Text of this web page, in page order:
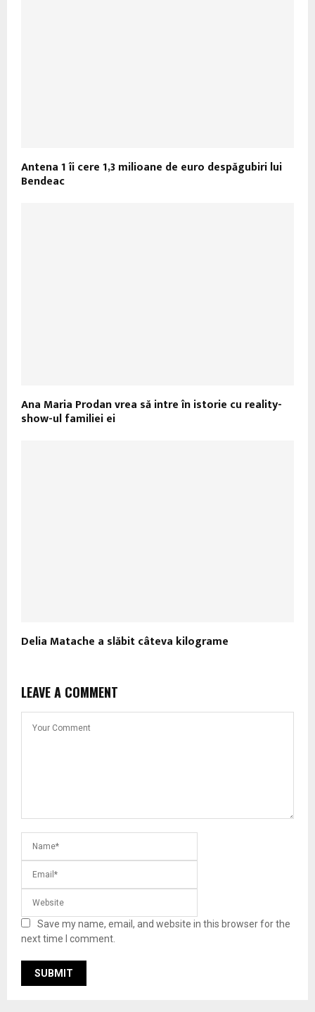
Antena 1 îi cere 1,3 milioane de euro despăgubiri lui
Bendeac
Ana Maria Prodan vrea să intre în istorie cu reality-
show-ul familiei ei
Delia Matache a slăbit câteva kilograme
LEAVE A COMMENT
Save my name, email, and website in this browser for the
next time I comment.